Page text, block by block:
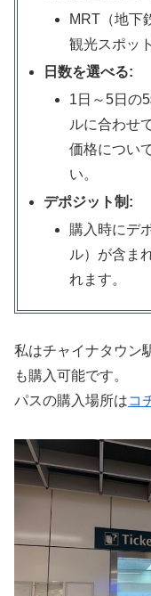
MRT（地下
観光スポッ
日数を選べる:
1日～5日の
ルに合わせ
価格につい
い。
デポジット制:
購入時にデ
ル）が含ま
れます。
私はチャイナタウン
も購入可能です。
パスの購入場所はコ